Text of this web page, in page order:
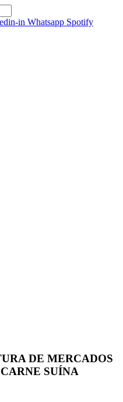
in Whatsapp Spotify
DE MERCADOS
SUÍNA